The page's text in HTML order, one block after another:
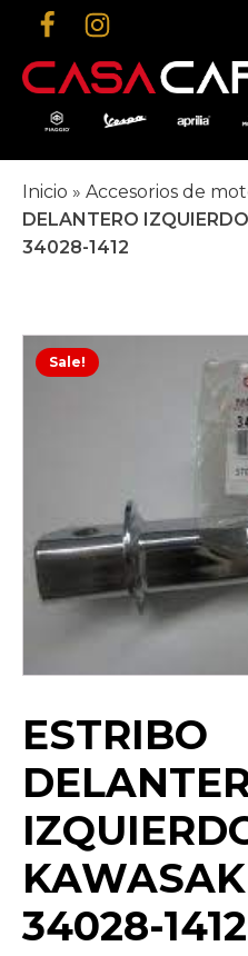
Inicio » Accesorios de
DELANTERO
34028-1412
Sale!
ESTRIBO
34028-1412